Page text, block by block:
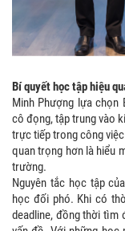
Bí quyết học tập hiệu
Minh Phượng lựa
cô đọng, tập trung vào
trực tiếp trong công
quan trọng hơn là hiểu
trường.
Nguyên tắc học tập
học đối phó. Khi có
deadline, đồng thời tìm